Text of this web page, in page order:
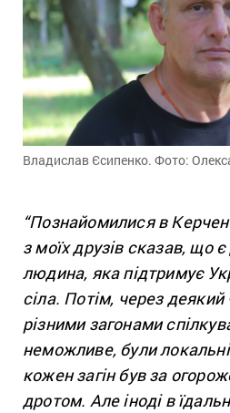
Владислав Єсипенко. Фото:
“Познайомилися в
з моїх друзів сказав, що
людина, яка підтримує
сіла. Потім, через деякий
різними загонами
неможливе, були локальні
кожен загін був за
дротом. Але іноді в